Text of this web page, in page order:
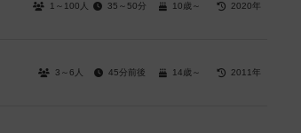
1～100人 35～50分 10歳～ 2020年
3～6人 45分前後 14歳～ 2011年